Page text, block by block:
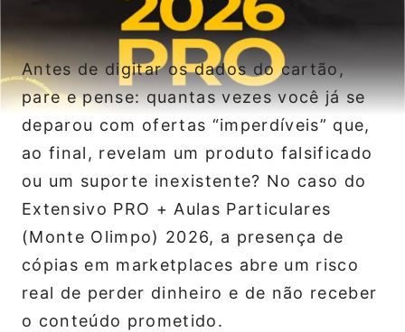
Antes de digitar os dados do cartão,
pare e pense: quantas vezes você já se
deparou com ofertas “imperdíveis” que,
ao final, revelam um produto falsificado
ou um suporte inexistente? No caso do
Extensivo PRO + Aulas Particulares
(Monte Olimpo) 2026, a presença de
cópias em marketplaces abre um risco
real de perder dinheiro e de não receber
o conteúdo prometido.